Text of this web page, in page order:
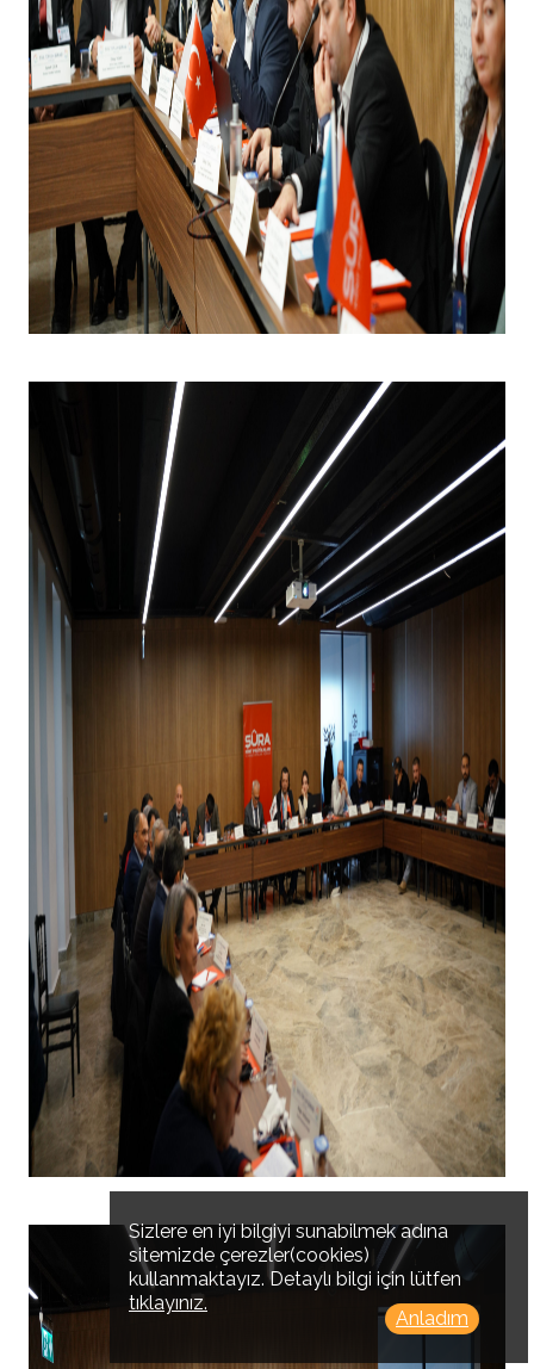
Sizlere en iyi bilgiyi sunabilmek adına
sitemizde çerezler(cookies)
kullanmaktayız. Detaylı bilgi için lütfen
tıklayınız.
Anladım